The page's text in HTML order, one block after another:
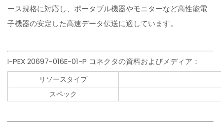
ース規格に対応し、ポータブル機器やモニターなど高性能電
子機器の安定した高速データ伝送に適しています。
I-PEX 20697-016E-01-P コネクタの資料およびメディア：
リソースタイプ
スペック